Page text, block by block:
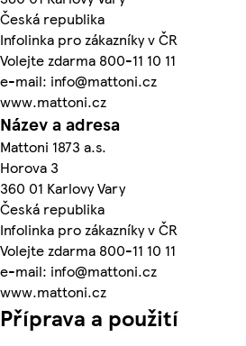
Česká republika
Infolinka pro zákazníky v ČR
Volejte zdarma 800-11 10 11
e-mail: info@mattoni.cz
www.mattoni.cz
Název a adresa
Mattoni 1873 a.s.
Horova 3
360 01 Karlovy Vary
Česká republika
Infolinka pro zákazníky v ČR
Volejte zdarma 800-11 10 11
e-mail: info@mattoni.cz
www.mattoni.cz
Příprava a použití